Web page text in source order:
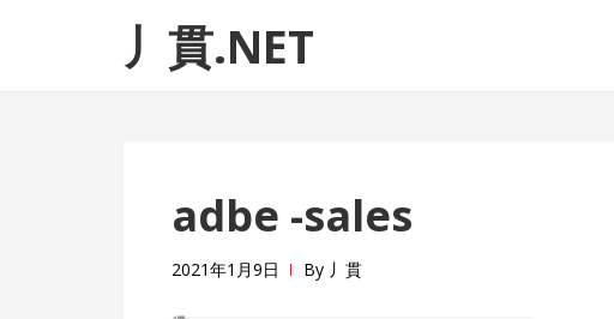
ゲ
テ丿貫.NET
adbe -sales
2021年1月9日 By 丿貫